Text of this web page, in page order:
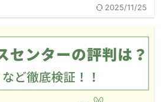
2025/11/25